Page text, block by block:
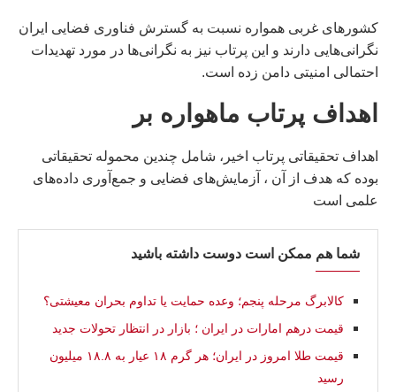
کشورهای غربی همواره نسبت به گسترش فناوری فضایی ایران
نگرانی‌هایی دارند و این پرتاب نیز به نگرانی‌ها در مورد تهدیدات
احتمالی امنیتی دامن زده است.
اهداف پرتاب ماهواره بر
اهداف تحقیقاتی پرتاب اخیر، شامل چندین محموله تحقیقاتی
بوده که هدف از آن ، آزمایش‌های فضایی و جمع‌آوری داده‌های
علمی است
شما هم ممکن است دوست داشته باشید
کالابرگ مرحله پنجم؛ وعده حمایت یا تداوم بحران معیشتی؟
قیمت درهم امارات در ایران ؛ بازار در انتظار تحولات جدید
قیمت طلا امروز در ایران؛ هر گرم ۱۸ عیار به ۱۸.۸ میلیون
رسید